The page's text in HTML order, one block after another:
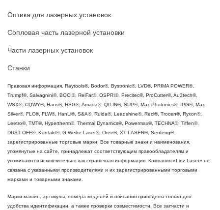
Оптика для лазерных установок
Сопловая часть лазерной установки
Части лазерных установок
Станки
Правовая информация. Raytools®, Bodor®, Bystronic®, LVD®, PRIMA POWER®,
Trumpf®, Salvagnini®, BOCI®, RelFar®, OSPRI®, Precitec®, ProCutter®, Au3tech®,
WSX®, CQWY®, Hans®, HSG®, Amada®, QILIN®, SUP®, Max Photonics®, IPG®, Max
Silver®, FLC®, FLW®, HanLi®, S&A®, Ruida®, Leadshine®, Reci®, Trocen®, Ryxon®,
Leetro®, TMT®, Hypertherm®, Thermal Dynamics®, Powermax®, TECHNA®, Tiffen®,
DUST OFF®, Kontakt®, G.Weike Laser®, Oree®, XT LASER®, Senfeng® -
зарегистрированные торговые марки. Все товарные знаки и наименования,
упомянутые на сайте, принадлежат соответствующим правообладателям и
упоминаются исключительно как справочная информация. Компания «Linz Laser» не
связана с указанными производителями и их зарегистрированными торговыми
марками и товарными знаками.
Марки машин, артикулы, номера моделей и описания приведены только для
удобства идентификации, а также проверки совместимости. Все запчасти и